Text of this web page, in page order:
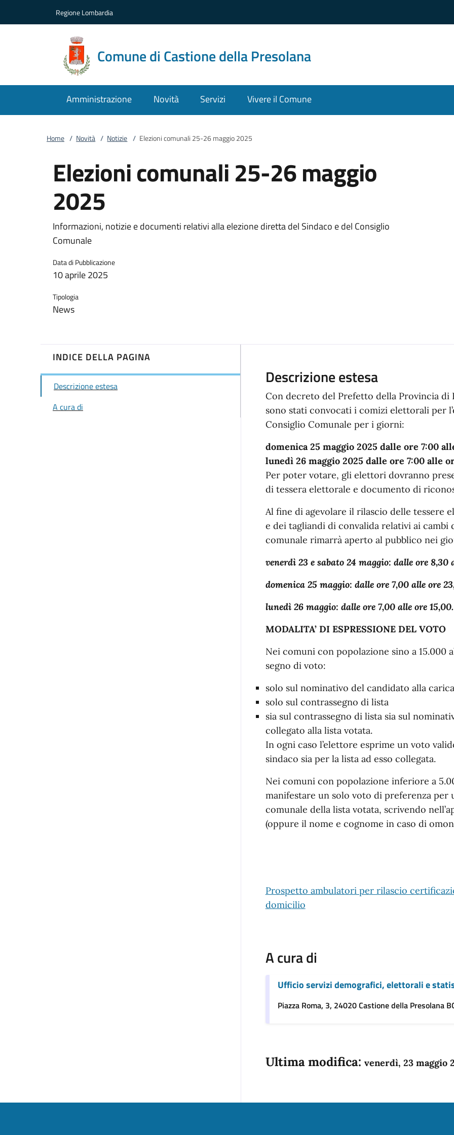
Regione Lombardia
Comune di Castione della Presolana
Amministrazione Novità Servizi Vivere il Comune
Home / Novità / Notizie / Elezioni comunali 25-26 maggio 2025
Elezioni comunali 25-26 maggio
2025
Informazioni, notizie e documenti relativi alla elezione diretta del Sindaco e del Consiglio
Comunale
Data di Pubblicazione
10 aprile 2025
Tipologia
News
INDICE DELLA PAGINA
Descrizione estesa
A cura di
Descrizione estesa
Con decreto del Prefetto della Provincia di
sono stati convocati i comizi elettorali per
Consiglio Comunale per i giorni:
domenica 25 maggio 2025 dalle ore 7:00
lunedì 26 maggio 2025 dalle ore 7:00 alle
Per poter votare, gli elettori dovranno
di tessera elettorale e documento di
Al fine di agevolare il rilascio delle tessere
e dei tagliandi di convalida relativi ai
comunale rimarrà aperto al pubblico nei
venerdì 23 e sabato 24 maggio: dalle ore 8,30
domenica 25 maggio: dalle ore 7,00 alle ore
lunedì 26 maggio: dalle ore 7,00 alle ore 15,00.
MODALITA’ DI ESPRESSIONE DEL VOTO
Nei comuni con popolazione sino a 15.000
segno di voto:
solo sul nominativo del candidato alla
solo sul contrassegno di lista
sia sul contrassegno di lista sia sul
collegato alla lista votata.
In ogni caso l’elettore esprime un voto
sindaco sia per la lista ad esso collegata.
Nei comuni con popolazione inferiore a
manifestare un solo voto di preferenza per
comunale della lista votata, scrivendo
(oppure il nome e cognome in caso di
Prospetto ambulatori per rilascio
domicilio
A cura di
Ufficio servizi demografici, elettorali e
Piazza Roma, 3, 24020 Castione della Presolana
Ultima modifica: venerdì, 23 maggio